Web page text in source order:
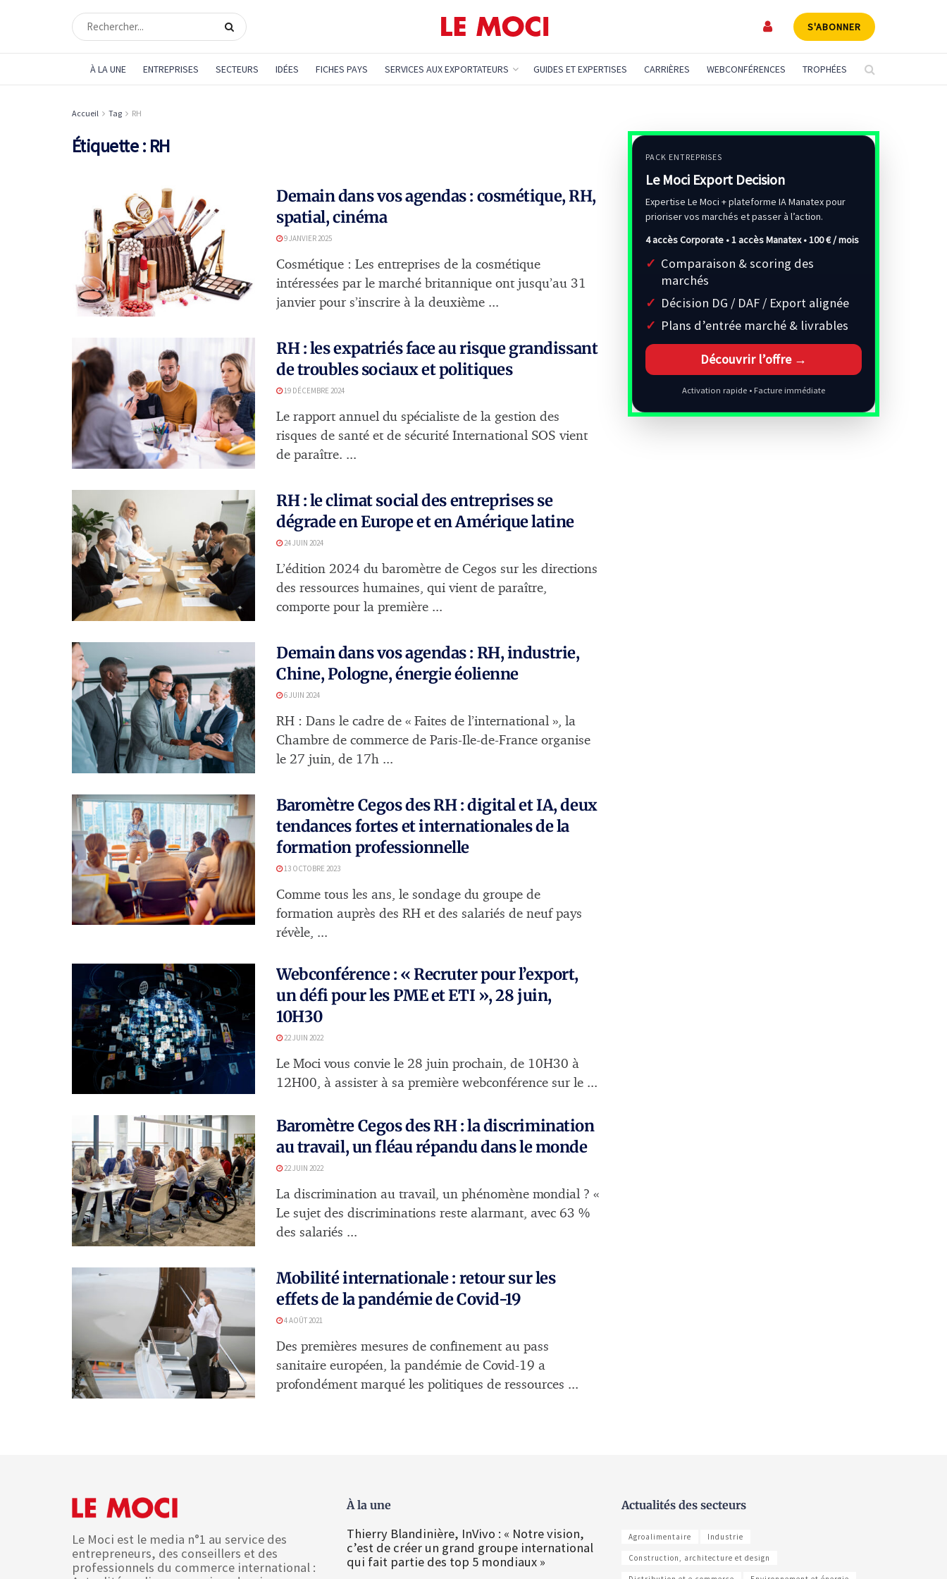
S'ABONNER
À LA UNE ENTREPRISES SECTEURS IDÉES FICHES PAYS SERVICES AUX EXPORTATEURS GUIDES ET EXPERTISES CARRIÈRES WEBCONFÉRENCES TROPHÉES
Accueil Tag RH
Étiquette : RH
Demain dans vos agendas : cosmétique, RH,
spatial, cinéma
9 JANVIER 2025
Cosmétique : Les entreprises de la cosmétique
intéressées par le marché britannique ont jusqu’au 31
janvier pour s’inscrire à la deuxième ...
RH : les expatriés face au risque grandissant
de troubles sociaux et politiques
19 DÉCEMBRE 2024
Le rapport annuel du spécialiste de la gestion des
risques de santé et de sécurité International SOS vient
de paraître. ...
RH : le climat social des entreprises se
dégrade en Europe et en Amérique latine
24 JUIN 2024
L’édition 2024 du baromètre de Cegos sur les directions
des ressources humaines, qui vient de paraître,
comporte pour la première ...
Demain dans vos agendas : RH, industrie,
Chine, Pologne, énergie éolienne
6 JUIN 2024
RH : Dans le cadre de « Faites de l’international », la
Chambre de commerce de Paris-Ile-de-France organise
le 27 juin, de 17h ...
Baromètre Cegos des RH : digital et IA, deux
tendances fortes et internationales de la
formation professionnelle
13 OCTOBRE 2023
Comme tous les ans, le sondage du groupe de
formation auprès des RH et des salariés de neuf pays
révèle, ...
Webconférence : « Recruter pour l’export,
un défi pour les PME et ETI », 28 juin,
10H30
22 JUIN 2022
Le Moci vous convie le 28 juin prochain, de 10H30 à
12H00, à assister à sa première webconférence sur le ...
Baromètre Cegos des RH : la discrimination
au travail, un fléau répandu dans le monde
22 JUIN 2022
La discrimination au travail, un phénomène mondial ? «
Le sujet des discriminations reste alarmant, avec 63 %
des salariés ...
Mobilité internationale : retour sur les
effets de la pandémie de Covid-19
4 AOÛT 2021
Des premières mesures de confinement au pass
sanitaire européen, la pandémie de Covid-19 a
profondément marqué les politiques de ressources ...
PACK ENTREPRISES
Le Moci Export Decision
Expertise Le Moci + plateforme IA Manatex pour
prioriser vos marchés et passer à l’action.
4 accès Corporate • 1 accès Manatex •100 € / mois
Comparaison & scoring des
marchés
Décision DG / DAF / Export alignée
Plans d’entrée marché & livrables
Découvrir l’offre →
Activation rapide • Facture immédiate
Le Moci est le media n°1 au service des
entrepreneurs, des conseillers et des
professionnels du commerce international :
À la une
Thierry Blandinière, InVivo : « Notre vision,
c’est de créer un grand groupe international
qui fait partie des top 5 mondiaux »
Actualités des secteurs
Agroalimentaire Industrie
Construction, architecture et design